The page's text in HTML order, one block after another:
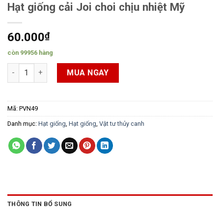
Hạt giống cải Joi choi chịu nhiệt Mỹ
60.000₫
còn 99956 hàng
Hạt giống cải Joi choi chịu nhiệt Mỹ số lượng
MUA NGAY
Mã: PVN49
Danh mục: Hạt giống Hạt giống Vật tư thủy canh
THÔNG TIN BỔ SUNG